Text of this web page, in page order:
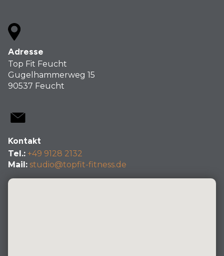
Adresse
Top Fit Feucht
Gugelhammerweg 15
90537 Feucht
Kontakt
Tel.: +49 9128 2132
Mail: studio@topfit-fitness.de